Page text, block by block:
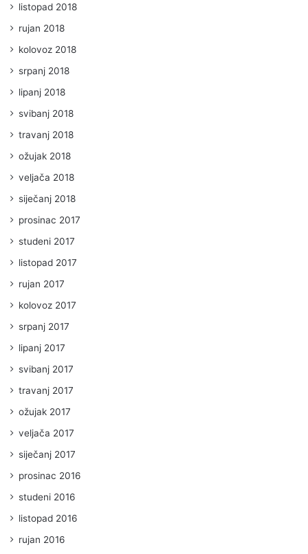
listopad 2018
rujan 2018
kolovoz 2018
srpanj 2018
lipanj 2018
svibanj 2018
travanj 2018
ožujak 2018
veljača 2018
siječanj 2018
prosinac 2017
studeni 2017
listopad 2017
rujan 2017
kolovoz 2017
srpanj 2017
lipanj 2017
svibanj 2017
travanj 2017
ožujak 2017
veljača 2017
siječanj 2017
prosinac 2016
studeni 2016
listopad 2016
rujan 2016